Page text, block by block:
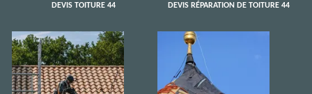
DEVIS TOITURE 44 DEVIS RÉPARATION DE TOITURE 44